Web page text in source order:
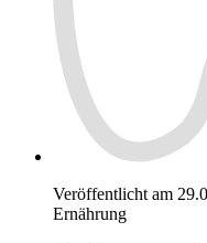
Veröffentlicht am
Ernährung